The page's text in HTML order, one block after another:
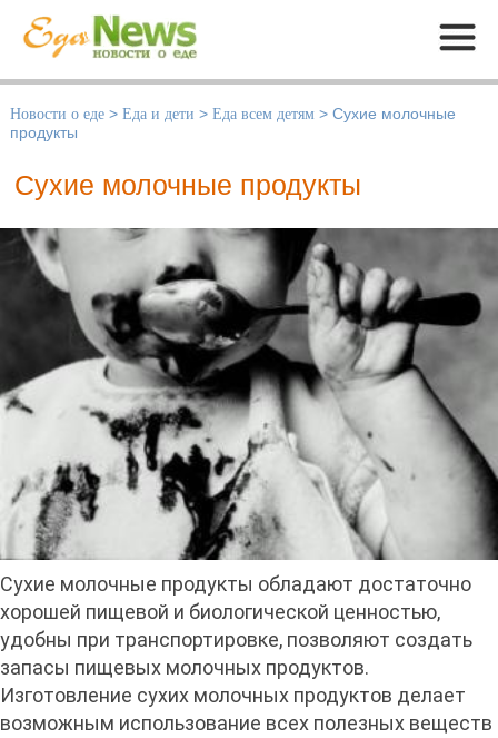
Меню
Новости о еде > Еда и дети > Еда всем детям > Сухие молочные
продукты
Сухие молочные продукты
Сухие молочные продукты обладают достаточно
хорошей пищевой и биологической ценностью,
удобны при транспортировке, позволяют создать
запасы пищевых молочных продуктов.
Изготовление сухих молочных продуктов делает
возможным использование всех полезных веществ